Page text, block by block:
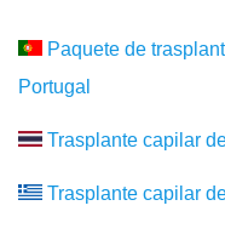
Paquete de
Portugal
Trasplante capilar
Trasplante capilar